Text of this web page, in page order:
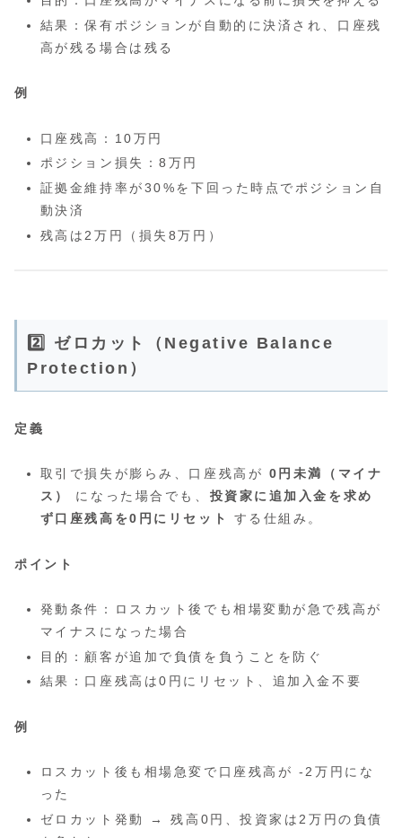
結果：保有ポジションが自動的に決済され、口座残
高が残る場合は残る
例
口座残高：10万円
ポジション損失：8万円
証拠金維持率が30%を下回った時点でポジション自
動決済
残高は2万円（損失8万円）
2️⃣ ゼロカット（Negative Balance
Protection）
定義
取引で損失が膨らみ、口座残高が 0円未満（マイナ
ス）
になった場合でも、 投資家に追加入金を求め
ず口座残高を0円にリセット
する仕組み。
ポイント
発動条件：ロスカット後でも相場変動が急で残高が
マイナスになった場合
目的：顧客が追加で負債を負うことを防ぐ
結果：口座残高は0円にリセット、追加入金不要
例
ロスカット後も相場急変で口座残高が -2万円にな
った
ゼロカット発動 → 残高0円、投資家は2万円の負債